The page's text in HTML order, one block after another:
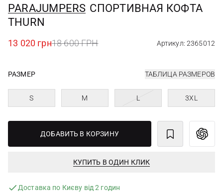
PARAJUMPERS СПОРТИВНАЯ КОФТА
THURN
13 020 грн18 600 ГРН Артикул: 2365012
РАЗМЕР ТАБЛИЦА РАЗМЕРОВ
S M L 3XL
ДОБАВИТЬ В КОРЗИНУ
КУПИТЬ В ОДИН КЛИК
Доставка по Києву від 2 годин